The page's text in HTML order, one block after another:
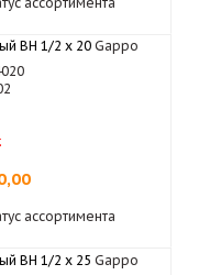
ВН 1/2 х 20Gappo
ассортимента
ВН 1/2 х 25 Gappo